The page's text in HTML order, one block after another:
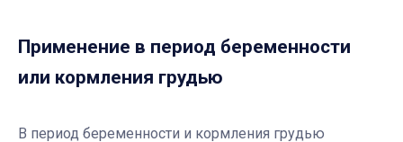
Применение в период беременности
или кормления грудью
В период беременности и кормления грудью